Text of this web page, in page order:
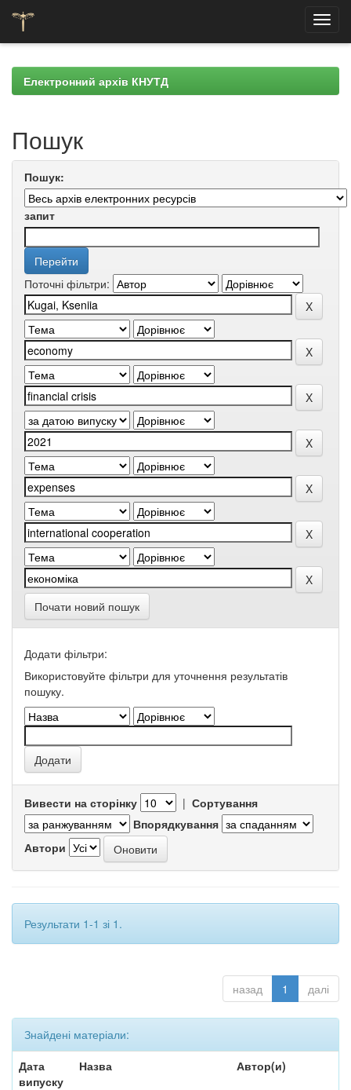
navigationЕлектронний архів КНУТД
Пошук
Пошук:
запит
Поточні фільтри:
Почати новий пошук
Додати фільтри:
Використовуйте фільтри для уточнення результатів
пошуку.
Вивести на сторінку | Сортування
Впорядкування
Автори
Результати 1-1 зі 1.
назад 1 далі
Знайдені матеріали:
Дата
випуску
Назва Автор(и)